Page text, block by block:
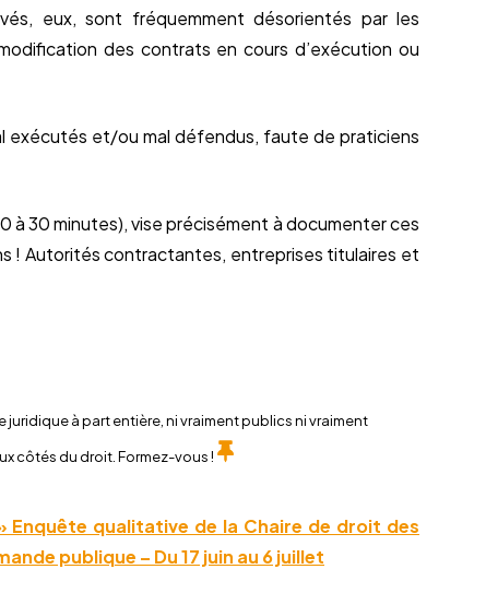
eux, sont fréquemment désorientés par les
des contrats en cours d’exécution ou
exécutés et/ou mal défendus, faute de praticiens
à 30 minutes), vise précisément à documenter ces
! Autorités contractantes, entreprises titulaires et
à part entière, ni vraiment publics ni vraiment
côtés du droit. Formez-vous !
qualitative de la Chaire de droit des
publique – Du 17 juin au 6 juillet